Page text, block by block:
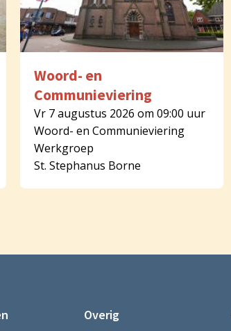
Woord- en
Communieviering
Vr 7 augustus 2026 om 09:00 uur
Woord- en Communieviering
Werkgroep
St. Stephanus Borne
Overig